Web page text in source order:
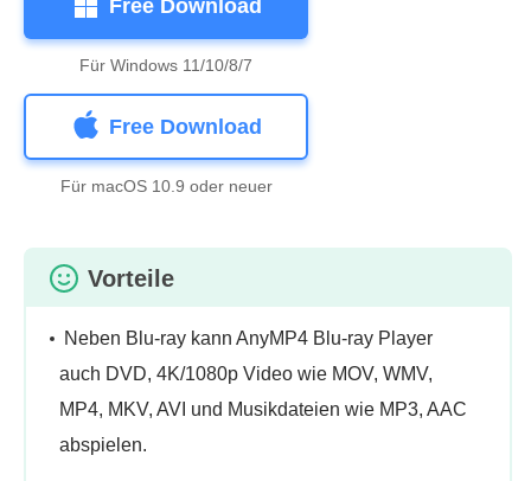
Free Download
Für Windows 11/10/8/7
Free Download
Für macOS 10.9 oder neuer
Vorteile
Neben Blu-ray kann AnyMP4 Blu-ray Player
auch DVD, 4K/1080p Video wie MOV, WMV,
MP4, MKV, AVI und Musikdateien wie MP3, AAC
abspielen.